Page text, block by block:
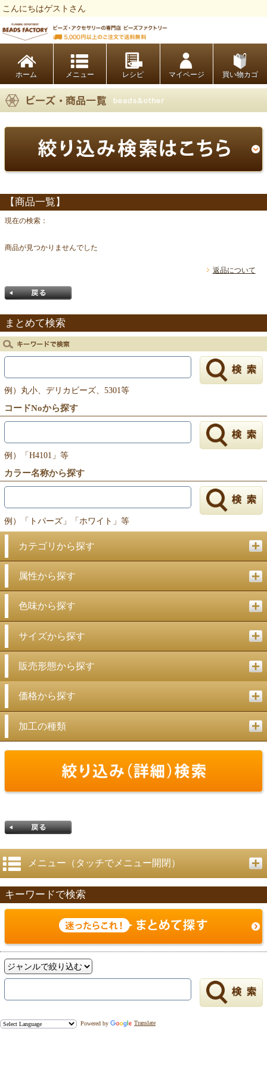
こんにちはゲストさん
ホーム レシピ マイページ 買い物カゴ
【商品一覧】
現在の検索：
商品が見つかりませんでした
返品について
戻る
まとめて検索
例）丸小、デリカビーズ、5301等
コードNoから探す
例）「H4101」等
カラー名称から探す
例）「トパーズ」「ホワイト」等
カテゴリから探す
属性から探す
色味から探す
サイズから探す
販売形態から探す
価格から探す
加工の種類
戻る
メニュー（タッチでメニュー開閉）
キーワードで検索
Powered by Translate